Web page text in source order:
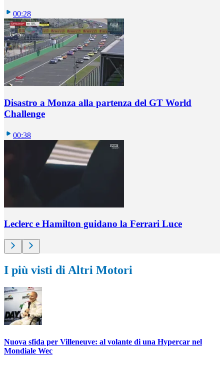
00:28
Disastro a Monza alla partenza del GT World
Challenge
00:38
Leclerc e Hamilton guidano la Ferrari Luce
I più visti di Altri Motori
Nuova sfida per Villeneuve: al volante di una Hypercar nel
Mondiale Wec